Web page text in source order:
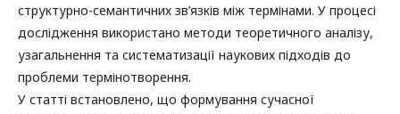
структурно-семантичних зв’язків між термінами. У процесі
дослідження використано методи теоретичного аналізу,
узагальнення та систематизації наукових підходів до
проблеми термінотворення.
У статті встановлено, що формування сучасної